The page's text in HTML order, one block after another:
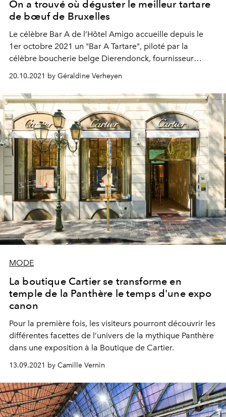
On a trouvé où déguster le meilleur tartare
de bœuf de Bruxelles
Le célèbre Bar A de l’Hôtel Amigo accueille depuis le
1er octobre 2021 un "Bar A Tartare", piloté par la
célèbre boucherie belge Dierendonck, fournisseur
Grand Place de Bruxelles.
20.10.2021 by Géraldine Verheyen
MODE
La boutique Cartier se transforme en
temple de la Panthère le temps d'une expo
canon
Pour la première fois, les visiteurs pourront découvrir les
différentes facettes de l’univers de la mythique Panthère
dans une exposition à la Boutique de Cartier.
13.09.2021 by Camille Vernin